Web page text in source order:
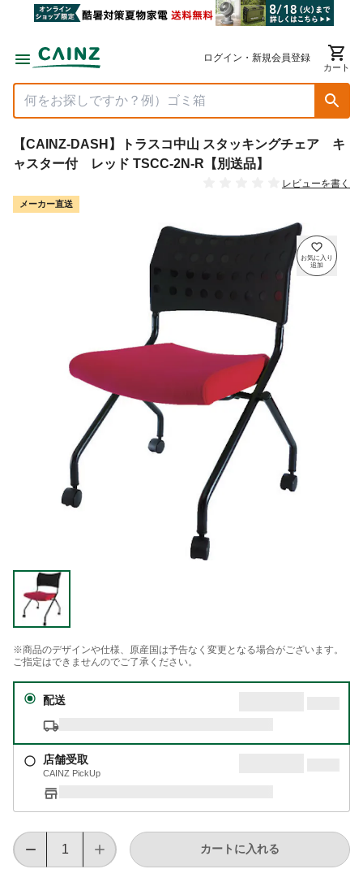
ログイン・新規会員登録
カート
【CAINZ-DASH】トラスコ中山 スタッキングチェア キ
ャスター付 レッド TSCC-2N-R【別送品】
レビューを書く
メーカー直送
※商品のデザインや仕様、原産国は予告なく変更となる場合がございます。
ご指定はできませんのでご了承ください。
配送
店舗受取
CAINZ PickUp
カートに入れる